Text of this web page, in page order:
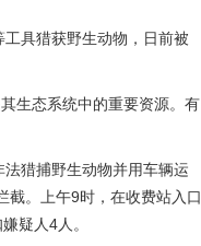
具猎获野生动物，日前被
生态系统中的重要资源。有
猎捕野生动物并用车辆运
截。上午9时，在收费站入口
疑人4人。